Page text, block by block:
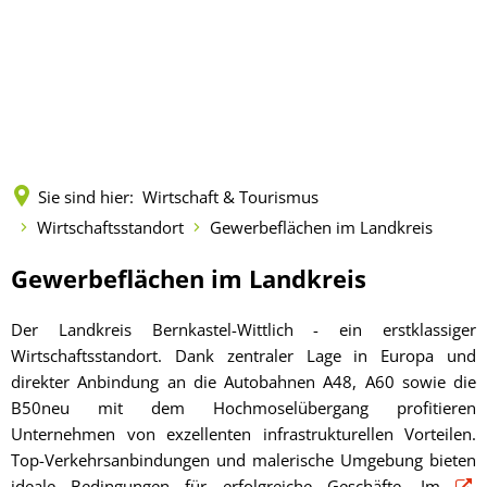
Leistungen
Mitarbeitende
Onlineanträge
Öffnungszeiten
Stellenangebote/Ausbildung
Verwaltungswirt/in
Kreisseniorenbeirat
Ehrenrat
Wahlen
Landtagswahl 2026
Bundestagswahl 2025
Europawahl 2024
Landratswahl 2024
Kreisrecht
Landrat
Mobilität
Musikschule des Landkreises
Lehrkräfte
Anmeldung
Aktuelles/
Gleichstellung
Projekt
Seniorinnen und Senioren
Wirtschaftsstandort
Gewerbeflächen im
Existenzgründung
Fördermittelberatung
Veranstaltungen
Aus- und
Gigabitausbau im
Tourismus
Eifel
Mosel
Hunsrück
Sie sind hier: Wirtschaft & Tourismus
Wirtschaftsstandort
Gewerbeflächen im Landkreis
Gewerbeflächen
Landkreis
Gewerbeflächen im Landkreis
Der Landkreis Bernkastel-Wittlich - ein erstklassiger
Wirtschaftsstandort. Dank zentraler Lage in Europa und
direkter Anbindung an die Autobahnen A48, A60 sowie die
B50neu mit dem Hochmoselübergang profitieren
Unternehmen von exzellenten infrastrukturellen Vorteilen.
Top-Verkehrsanbindungen und malerische Umgebung bieten